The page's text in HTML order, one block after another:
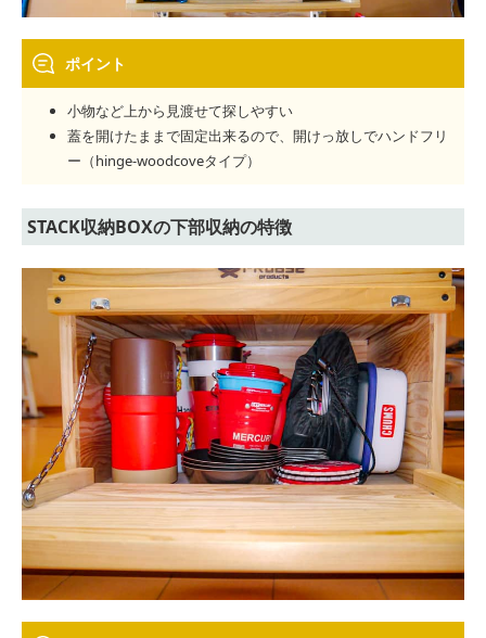
ポイント
小物など上から見渡せて探しやすい
蓋を開けたままで固定出来るので、開けっ放しでハンドフリ
ー（hinge-woodcoveタイプ）
STACK収納BOXの下部収納の特徴